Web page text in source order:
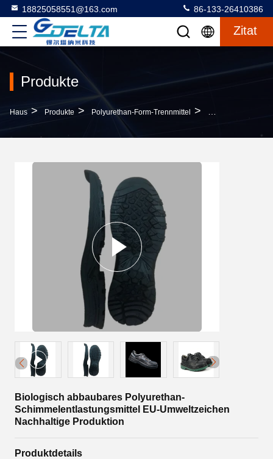
18825058551@163.com 86-133-26410386
Zitat
Produkte
Haus > Produkte > Polyurethan-Form-Trennmittel > Biologisch
Biologisch abbaubares Polyurethan-
Schimmelentlastungsmittel EU-Umweltzeichen
Nachhaltige Produktion
Produktdetails